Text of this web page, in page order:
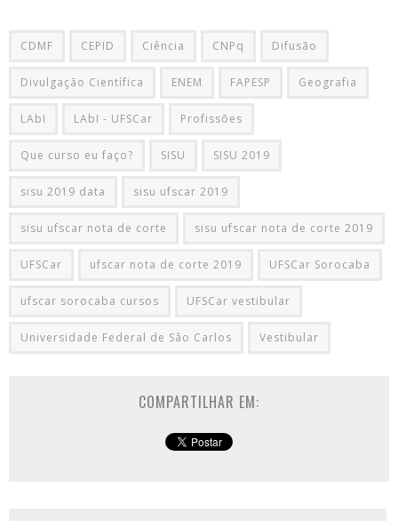
CDMF CEPID Ciência CNPq Difusão
Divulgação Científica ENEM FAPESP Geografia
LAbI LAbI - UFSCar Profissões
Que curso eu faço? SISU SISU 2019
sisu 2019 data sisu ufscar 2019
sisu ufscar nota de corte sisu ufscar nota de corte 2019
UFSCar ufscar nota de corte 2019 UFSCar Sorocaba
ufscar sorocaba cursos UFSCar vestibular
Universidade Federal de Sâo Carlos Vestibular
COMPARTILHAR EM: